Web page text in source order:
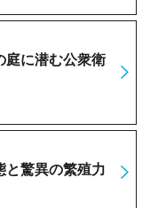
庭に潜む公衆衛
と驚異の繁殖力